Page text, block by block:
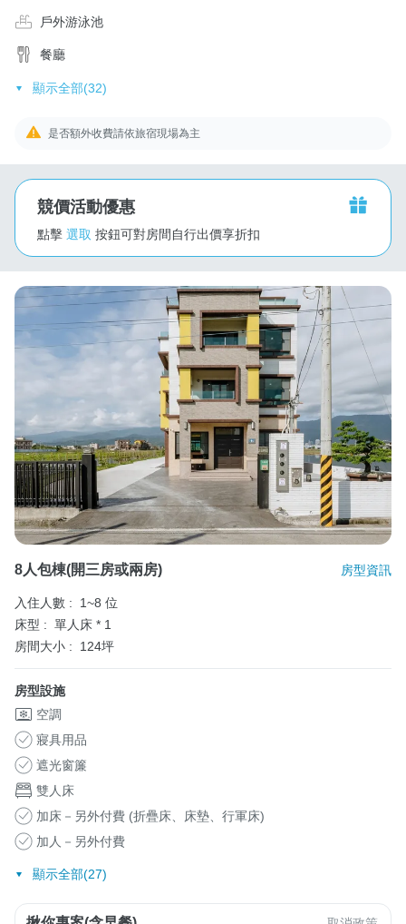
戶外游泳池
餐廳
顯示全部(32)
是否額外收費請依旅宿現場為主
競價活動優惠
點擊 選取 按鈕可對房間自行出價享折扣
8人包棟(開三房或兩房) 房型資訊
入住人數 :
1~8 位
床型 : 單人床 * 1
房間大小 :
124坪
房型設施
空調
寢具用品
遮光窗簾
雙人床
加床－另外付費 (折疊床、床墊、行軍床)
加人－另外付費
顯示全部(27)